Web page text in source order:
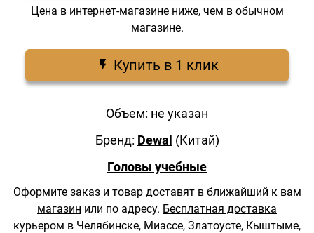
Цена в интернет-магазине ниже, чем в обычном
магазине.
Купить в 1 клик
Объем: не указан
Бренд: Dewal (Китай)
Головы учебные
Оформите заказ и товар доставят в ближайший к вам
магазин или по адресу. Бесплатная доставка
курьером в Челябинске, Миассе, Златоусте, Кыштыме,